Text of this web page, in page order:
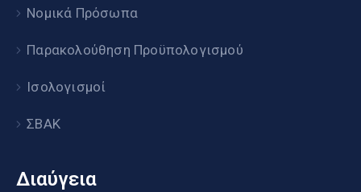
Νομικά Πρόσωπα
Παρακολούθηση Προϋπολογισμού
Ισολογισμοί
ΣΒΑΚ
Διαύγεια